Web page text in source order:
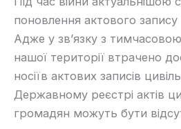
поновлення актового запису
Адже у зв’язку з
нашої території втрачено
носіїв актових записів
Державному реєстрі актів
громадян можуть бути